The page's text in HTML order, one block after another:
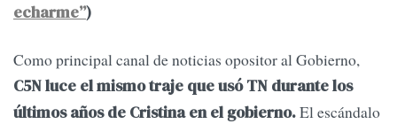
echarme”)
Como principal canal de noticias opositor al Gobierno,
C5N luce el mismo traje que usó TN durante los
últimos años de Cristina en el gobierno.El escándalo